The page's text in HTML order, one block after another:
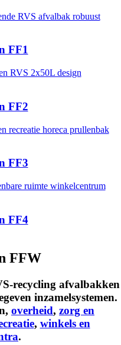
FF1
FF2
FF3
FF4
FFW
recycling afvalbakken
inzamelsystemen.
, overheid, zorg en
, winkels en
.